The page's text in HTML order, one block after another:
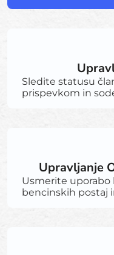
Sledite statusu
prispevkom in
Upravljanje
Usmerite uporabo
bencinskih postaj